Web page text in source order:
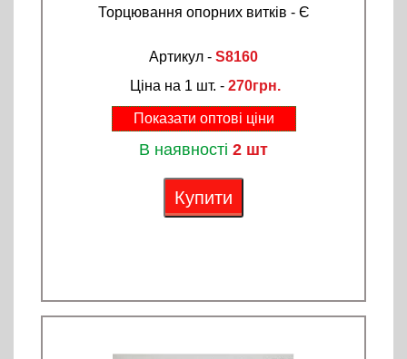
Торцювання опорних витків - Є
Артикул - S8160
Ціна на 1 шт. - 270грн.
Показати оптові ціни
В наявності 2 шт
Купити